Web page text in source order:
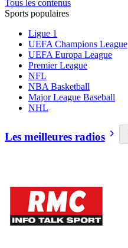
Tous les contenus
Sports populaires
Ligue 1
UEFA Champions League
UEFA Europa League
Premier League
NFL
NBA Basketball
Major League Baseball
NHL
Les meilleures radios